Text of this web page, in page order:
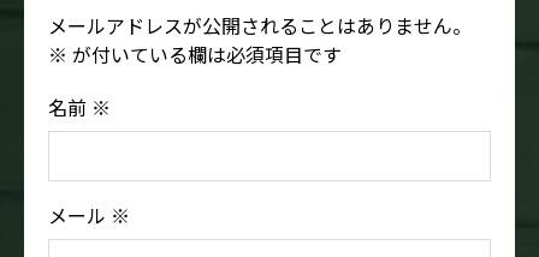
メールアドレスが公開されることはありません。
※ が付いている欄は必須項目です
名前 ※
メール ※